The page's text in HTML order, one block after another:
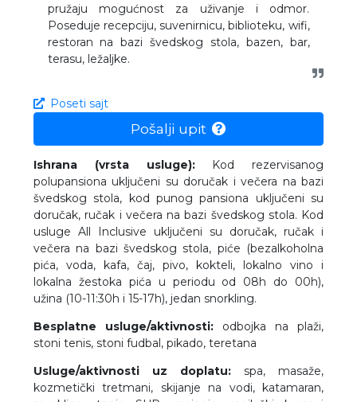
pružaju mogućnost za uživanje i odmor.
Poseduje recepciju, suvenirnicu, biblioteku, wifi,
restoran na bazi švedskog stola, bazen, bar,
terasu, ležaljke.
Poseti sajt
Pošalji upit
Ishrana (vrsta usluge):Kod rezervisanog
polupansiona uključeni su doručak i večera na bazi
švedskog stola, kod punog pansiona uključeni su
doručak, ručak i večera na bazi švedskog stola. Kod
usluge All Inclusive uključeni su doručak, ručak i
večera na bazi švedskog stola, piće (bezalkoholna
pića, voda, kafa, čaj, pivo, kokteli, lokalno vino i
lokalna žestoka pića u periodu od 08h do 00h),
užina (10-11:30h i 15-17h), jedan snorkling.
Besplatne usluge/aktivnosti: odbojka na plaži,
stoni tenis, stoni fudbal, pikado, teretana
Usluge/aktivnosti uz doplatu: spa, masaže,
kozmetički tretmani, skijanje na vodi, katamaran,